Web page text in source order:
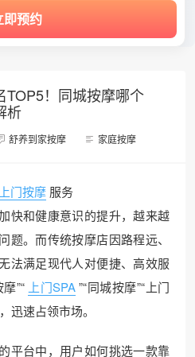
即预约
！同城按摩哪个
析
舒养到家按摩 家庭按摩
上门按摩 服务
快和健康意识的提升，越来越
题。而传统按摩店因路程远、
法满足现代人对便捷、高效服
”“ 上门SPA ”“同城按摩”“上门
迅速占领市场。
平台中，用户如何挑选一款靠